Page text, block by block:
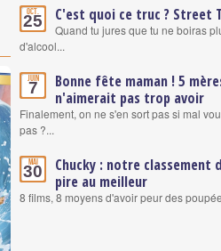
Oct.
25 C'est quoi ce truc ? Street
Quand tu jures que tu ne boiras
d'alcool...
Juin
7
Bonne fête maman ! 5
n'aimerait pas trop avoir
Finalement, on ne s'en sort pas si mal
pas ?...
Mai
30
Chucky : notre classement
pire au meilleur
8 films, 8 moyens d'avoir peur des